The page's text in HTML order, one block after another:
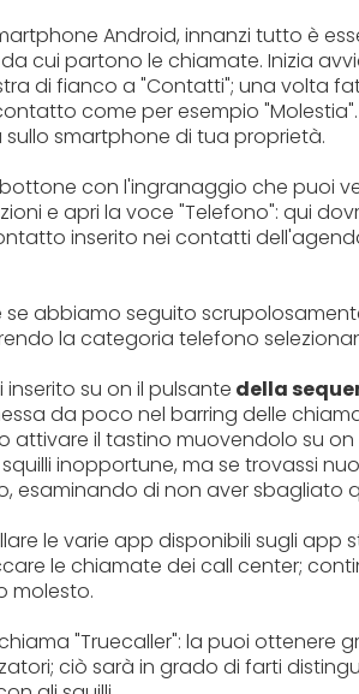
Android, innanzi tutto è
cui partono le chiamate. Inizia
di fianco a "Contatti"; una volta
come per esempio
smartphone di tua proprietà.
con l'ingranaggio che puoi
e apri la voce "Telefono": qui
inserito nei contatti
abbiamo seguito
la categoria telefono
su on il pulsante della
da poco nel barring delle
attivare il tastino muovendolo su
inopportune, ma se trovassi
esaminando di non aver sbagliato
le varie app disponibili sugli app
le chiamate dei call center;
molesto.
"Truecaller": la puoi ottenere
ciò sarà in grado di farti